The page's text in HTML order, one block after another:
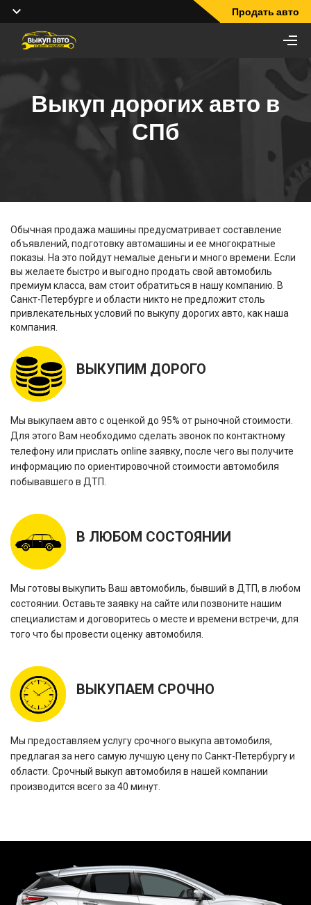
Продать авто
Выкуп дорогих авто в
СПб
Обычная продажа машины предусматривает составление
объявлений, подготовку автомашины и ее многократные
показы. На это пойдут немалые деньги и много времени. Если
вы желаете быстро и выгодно продать свой автомобиль
премиум класса, вам стоит обратиться в нашу компанию. В
Санкт-Петербурге и области никто не предложит столь
привлекательных условий по выкупу дорогих авто, как наша
компания.
ВЫКУПИМ ДОРОГО
Мы выкупаем авто с оценкой до 95% от рыночной стоимости.
Для этого Вам необходимо сделать звонок по контактному
телефону или прислать online заявку, после чего вы получите
информацию по ориентировочной стоимости автомобиля
побывавшего в ДТП.
В ЛЮБОМ СОСТОЯНИИ
Мы готовы выкупить Ваш автомобиль, бывший в ДТП, в любом
состоянии. Оставьте заявку на сайте или позвоните нашим
специалистам и договоритесь о месте и времени встречи, для
того что бы провести оценку автомобиля.
ВЫКУПАЕМ СРОЧНО
Мы предоставляем услугу срочного выкупа автомобиля,
предлагая за него самую лучшую цену по Санкт-Петербургу и
области. Срочный выкуп автомобиля в нашей компании
производится всего за 40 минут.